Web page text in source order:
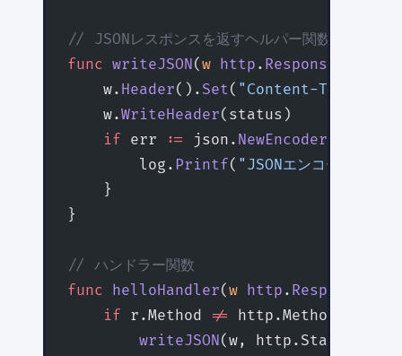
// JSONレスポンスを返すヘルパー関数
func writeJSON( w http . ResponseWriter
    w.
Header(). Set( "Content-Type"
    w.
WriteHeader(status)
    if
err := json. NewEncoder
        log.
Printf( "JSONエンコードエラ
    }
}
// ハンドラー関数
func helloHandler( w http .
    if
r.Method != http.MethodGet {
        writeJSON
(w,